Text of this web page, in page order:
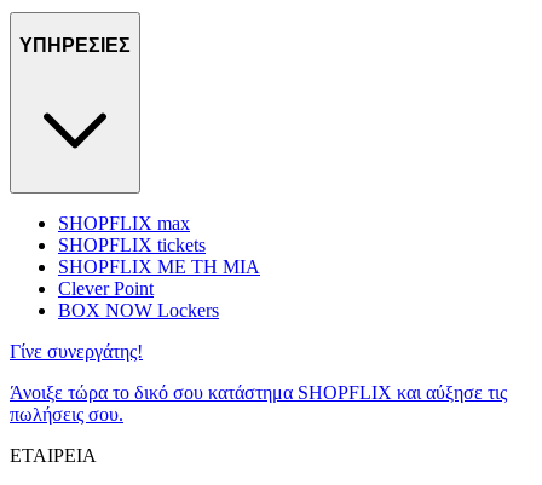
ΥΠΗΡΕΣΙΕΣ
SHOPFLIX max
SHOPFLIX tickets
SHOPFLIX ΜΕ ΤΗ ΜΙΑ
Clever Point
BOX NOW Lockers
Γίνε συνεργάτης!
Άνοιξε τώρα το δικό σου κατάστημα SHOPFLIX και αύξησε τις
πωλήσεις σου.
ΕΤΑΙΡΕΙΑ